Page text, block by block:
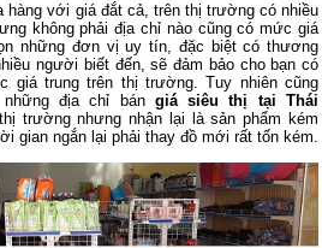
hàng với giá đắt cả, trên thị trường có nhiều
không phải địa chỉ nào cũng có mức giá
những đơn vị uy tín, đặc biệt có thương
người biết đến, sẽ đảm bảo cho bạn có
trung trên thị trường. Tuy nhiên cũng
địa chỉ bán giá siêu thị tại Thái
trường nhưng nhận lại là sản phẩm kém
gian ngắn lại phải thay đồ mới rất tốn kém.